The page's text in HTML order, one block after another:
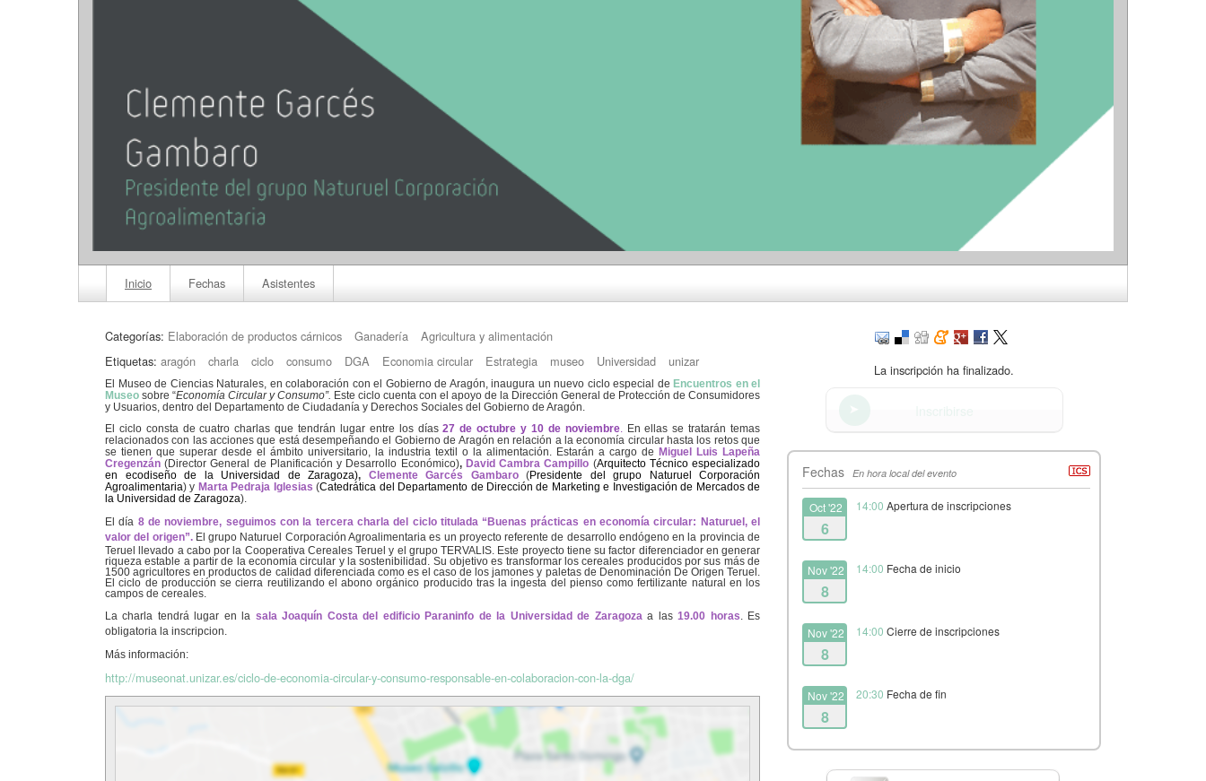
Inicio Fechas Asistentes
Categorías: Elaboración de productos cárnicos Ganadería
Agricultura y alimentación
Etiquetas: aragón charla ciclo consumo DGA Economia circular Estrategia museo Universidad unizar
El Museo de Ciencias Naturales, en colaboración con el Gobierno de Aragón, inaugura un nuevo ciclo especial de Encuentros en el
Museo sobre “Economía Circular y Consumo”. Este ciclo cuenta con el apoyo de la Dirección General de Protección de Consumidores
y Usuarios, dentro del Departamento de Ciudadanía y Derechos Sociales del Gobierno de Aragón.
El ciclo consta de cuatro charlas que tendrán lugar entre los días 27 de octubre y 10 de noviembre.
En ellas se tratarán temas
relacionados con las acciones que está desempeñando el Gobierno de Aragón en relación a la economía circular hasta los retos que
se tienen que superar desde el ámbito universitario, la industria textil o la alimentación. Estarán a cargo de Miguel Luis Lapeña
Cregenzán (Director General de Planificación y Desarrollo Económico), David Cambra Campillo (Arquitecto Técnico especializado
en ecodiseño de la Universidad de Zaragoza), Clemente Garcés Gambaro (Presidente del grupo Naturuel Corporación
Agroalimentaria) y Marta Pedraja Iglesias (Catedrática del Departamento de Dirección de Marketing e Investigación de Mercados de
la Universidad de Zaragoza).
El día 8 de noviembre, seguimos con la tercera charla del ciclo titulada “Buenas prácticas en economía circular: Naturuel, el
valor del origen”. El grupo Naturuel Corporación Agroalimentaria es un proyecto referente de desarrollo endógeno en la provincia de
Teruel llevado a cabo por la Cooperativa Cereales Teruel y el grupo TERVALIS. Este proyecto tiene su factor diferenciador en generar
riqueza estable a partir de la economía circular y la sostenibilidad. Su objetivo es transformar los cereales producidos por sus más de
1500 agricultores en productos de calidad diferenciada como es el caso de los jamones y paletas de Denominación De Origen Teruel.
El ciclo de producción se cierra reutilizando el abono orgánico producido tras la ingesta del pienso como fertilizante natural en los
campos de cereales.
La charla tendrá lugar en la sala Joaquín Costa del edificio Paraninfo de la Universidad de Zaragozaa las 19.00 horas
Es
obligatoria la inscripcion.
Más información:
http://museonat.unizar.es/ciclo-de-economia-circular-y-consumo-responsable-en-colaboracion-con-la-dga/
La inscripción ha finalizado.
Fechas En hora local del evento
Oct '22
6
14:00 Apertura de inscripciones
Nov '22
8
14:00 Fecha de inicio
Nov '22
8
14:00 Cierre de inscripciones
Nov '22
8
20:30 Fecha de fin